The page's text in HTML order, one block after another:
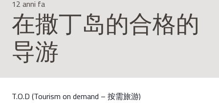
12 anni fa
在撒丁岛的合格的
导游
T.O.D (Tourism on demand – 按需旅游)